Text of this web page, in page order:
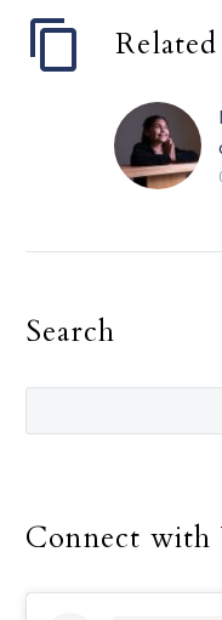
Search
Connect with